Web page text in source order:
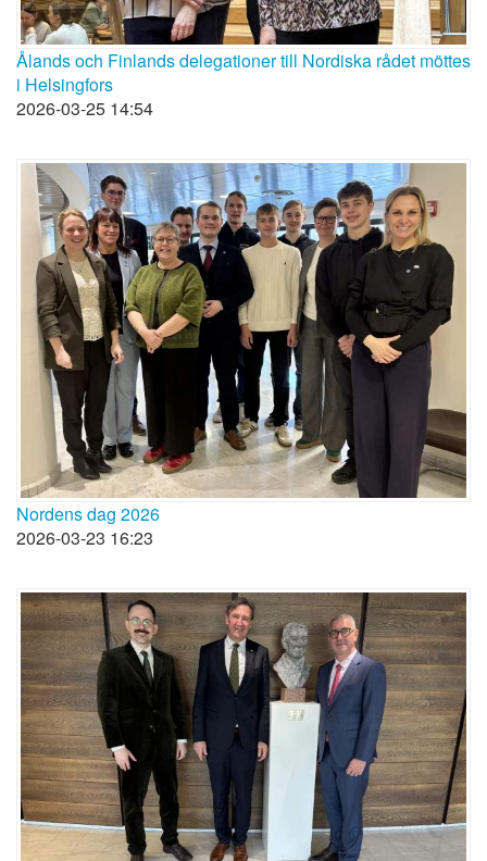
Ålands och Finlands delegationer till Nordiska rådet möttes
i Helsingfors
2026-03-25 14:54
Nordens dag 2026
2026-03-23 16:23